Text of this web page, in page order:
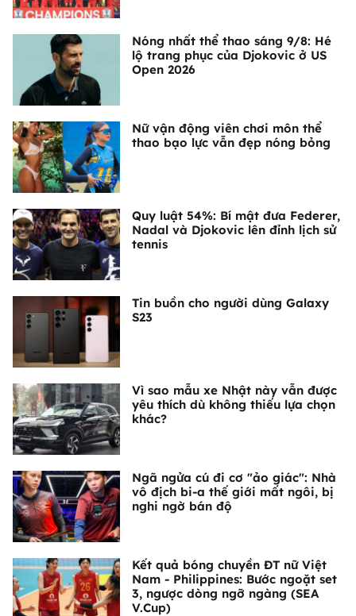
Nóng nhất thể thao sáng 9/8: Hé
lộ trang phục của Djokovic ở US
Open 2026
Nữ vận động viên chơi môn thể
thao bạo lực vẫn đẹp nóng bỏng
Quy luật 54%: Bí mật đưa Federer,
Nadal và Djokovic lên đỉnh lịch sử
tennis
Tin buồn cho người dùng Galaxy
S23
Vì sao mẫu xe Nhật này vẫn được
yêu thích dù không thiếu lựa chọn
khác?
Ngã ngửa cú đi cơ "ảo giác": Nhà
vô địch bi-a thế giới mất ngôi, bị
nghi ngờ bán độ
Kết quả bóng chuyền ĐT nữ Việt
Nam - Philippines: Bước ngoặt set
3, ngược dòng ngỡ ngàng (SEA
V.Cup)